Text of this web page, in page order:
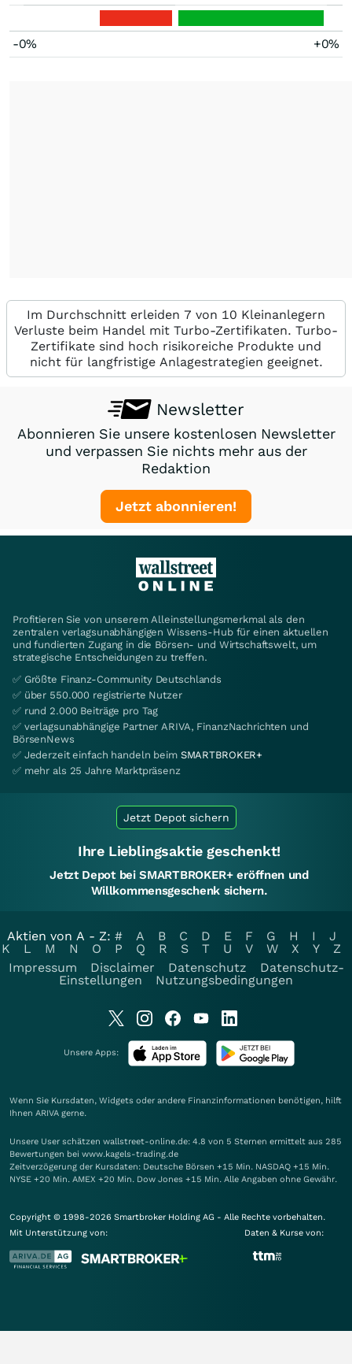
-0% +0%
Im Durchschnitt erleiden 7 von 10 Kleinanlegern
Verluste beim Handel mit Turbo-Zertifikaten. Turbo-
Zertifikate sind hoch risikoreiche Produkte und
nicht für langfristige Anlagestrategien geeignet.
Newsletter
Abonnieren Sie unsere kostenlosen Newsletter
und verpassen Sie nichts mehr aus der
Redaktion
Jetzt abonnieren!
Profitieren Sie von unserem Alleinstellungsmerkmal als den
zentralen verlagsunabhängigen Wissens-Hub für einen aktuellen
und fundierten Zugang in die Börsen- und Wirtschaftswelt, um
strategische Entscheidungen zu treffen.
✅ Größte Finanz-Community Deutschlands
✅ über 550.000 registrierte Nutzer
✅ rund 2.000 Beiträge pro Tag
✅ verlagsunabhängige Partner ARIVA, FinanzNachrichten und
BörsenNews
✅ Jederzeit einfach handeln beim SMARTBROKER+
✅ mehr als 25 Jahre Marktpräsenz
Jetzt Depot sichern
Ihre Lieblingsaktie geschenkt!
Jetzt Depot bei SMARTBROKER+ eröffnen und
Willkommensgeschenk sichern.
Aktien von A - Z: # A B C D E F G H I
J
K
L M N O P Q R S T U V W X Y
Z
Impressum
Disclaimer Datenschutz
Datenschutz-
Einstellungen
Nutzungsbedingungen
Unsere Apps:
Wenn Sie Kursdaten, Widgets oder andere Finanzinformationen benötigen, hilft
Ihnen ARIVA gerne.
Unsere User schätzen wallstreet-online.de: 4.8 von 5 Sternen ermittelt aus 285
Bewertungen bei www.kagels-trading.de
Zeitverzögerung der Kursdaten: Deutsche Börsen +15 Min. NASDAQ +15 Min.
NYSE +20 Min. AMEX +20 Min. Dow Jones +15 Min. Alle Angaben ohne Gewähr.
Copyright © 1998-2026 Smartbroker Holding AG - Alle Rechte vorbehalten.
Mit Unterstützung von:
Daten & Kurse von: